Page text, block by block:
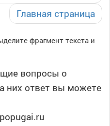
Главная страница
фрагмент текста и
вопросы о
них ответ вы можете